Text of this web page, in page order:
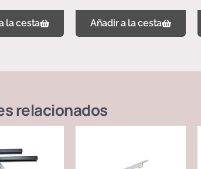
la cesta Añadir a la cesta
relacionados